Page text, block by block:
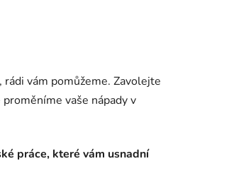
vám pomůžeme. Zavolejte
vaše nápady v
práce, které vám usnadní